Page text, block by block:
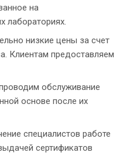
на
лабораториях.
низкие цены за счет
Клиентам предоставляем
обслуживание
основе после их
специалистов работе
сертификатов